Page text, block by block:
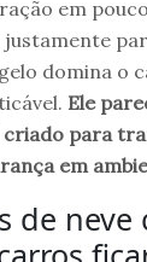
em
justamente
domina o
Ele
criado para
em
de neve